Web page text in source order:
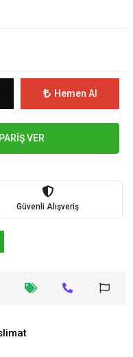
Hemen Al
VER
Güvenli Alışveriş